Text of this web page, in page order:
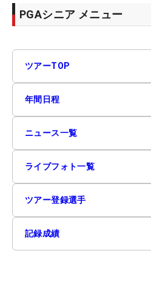
PGAシニア メニュー
ツアーTOP
年間日程
ニュース一覧
ライブフォト一覧
ツアー登録選手
記録成績